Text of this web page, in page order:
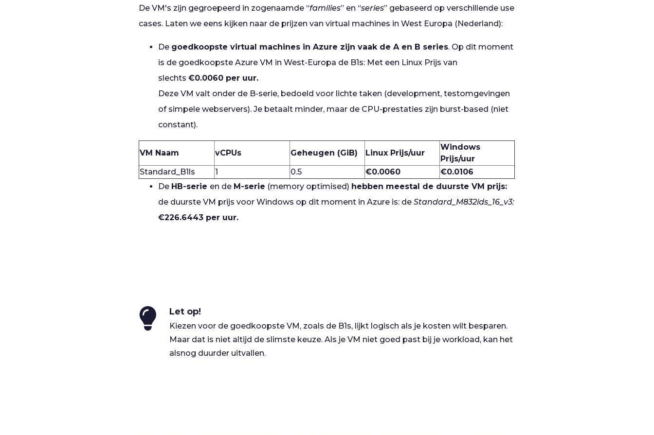
De VM's zijn gegroepeerd in zogenaamde “families” en “series” gebaseerd op verschillende use
cases. Laten we eens kijken naar de prijzen van virtual machines in West Europa (Nederland):
De goedkoopste virtual machines in Azure zijn vaak de A en B series. Op dit moment
is de goedkoopste Azure VM in West-Europa de B1s: Met een Linux Prijs van
slechts€0.0060 per uur.
Deze VM valt onder de B-serie, bedoeld voor lichte taken (development, testomgevingen
of simpele webservers). Je betaalt minder, maar de CPU-prestaties zijn burst-based (niet
constant).
VM Naam vCPUs Geheugen (GiB) Linux Prijs/uur
Windows
Prijs/uur
Standard_B1ls
1 0.5 €0.0060
€0.0106
De HB-serie en de M-serie (memory optimised) hebben meestal de duurste VM prijs:
de duurste VM prijs voor Windows op dit moment in Azure is: deStandard_M832ids_16_v3:
€226.6443 per uur.
Let op!
Kiezen voor de goedkoopste VM, zoals de B1s, lijkt logisch als je kosten wilt besparen.
Maar dat is niet altijd de slimste keuze. Als je VM niet goed past bij je workload, kan het
alsnog duurder uitvallen.